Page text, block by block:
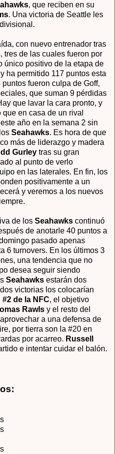
, que reciben en su
. Una victoria de Seattle les
con nuevo entrenador tras
tres de las cuales fueron por
único positivo de la etapa de
ha permitido 117 puntos esta
fueron culpa de Goff,
que suman 9 pérdidas
que lavar la cara pronto, y
en casa de un rival
año en la semana 2 sin
Seahawks. Es hora de que
más de liderazgo y madera
Gurley tras su gran
al punto de verlo
en las laterales. En fin, l os
positivamente a un
y veremos a los nuevos
de los Seahawks continuó
de anotarle 40 puntos a
pasado apenas
6 turnovers. En los últimos 3
una tendencia que no
desea seguir siendo
Seahawks estarán dos
victorias los colocarían
#2 de la NFC, el objetivo
Rawls y el resto del
a una defensa de
por tierra son la #20 en
por acarreo. Russell
e intentar cuidar el balón.